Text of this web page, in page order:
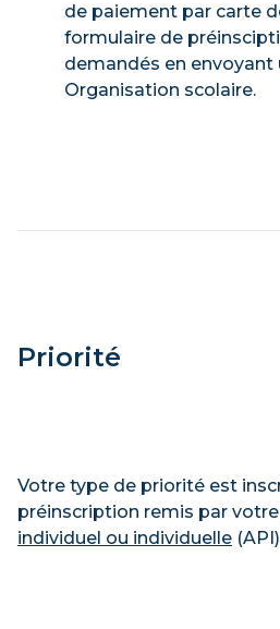
de paiement par carte
formulaire de
demandés en envoyant
Organisation scolaire.
Priorité
Votre type de priorité est
préinscription remis par votre
individuel ou individuelle